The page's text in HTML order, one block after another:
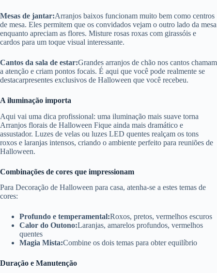
Mesas de jantar:Arranjos baixos funcionam muito bem como centros
de mesa. Eles permitem que os convidados vejam o outro lado da mesa
enquanto apreciam as flores. Misture rosas roxas com girassóis e
cardos para um toque visual interessante.
Cantos da sala de estar:Grandes arranjos de chão nos cantos chamam
a atenção e criam pontos focais. É aqui que você pode realmente se
destacarpresentes exclusivos de Halloween que você recebeu.
A iluminação importa
Aqui vai uma dica profissional: uma iluminação mais suave torna
Arranjos florais de Halloween Fique ainda mais dramático e
assustador. Luzes de velas ou luzes LED quentes realçam os tons
roxos e laranjas intensos, criando o ambiente perfeito para reuniões de
Halloween.
Combinações de cores que impressionam
Para Decoração de Halloween para casa, atenha-se a estes temas de
cores:
Profundo e temperamental:Roxos, pretos, vermelhos escuros
Calor do Outono:Laranjas, amarelos profundos, vermelhos
quentes
Magia Mista:Combine os dois temas para obter equilíbrio
Duração e Manutenção